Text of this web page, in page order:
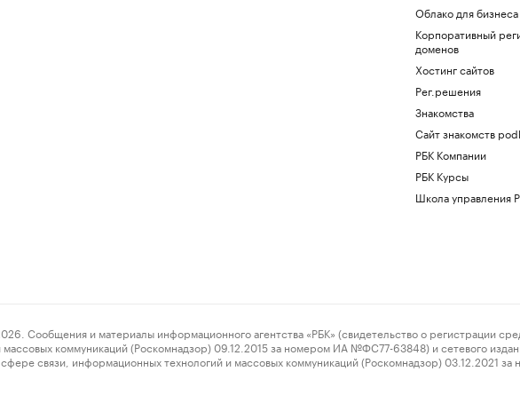
Облако для бизнеса
Корпоративный
доменов
Хостинг сайтов
Рег.решения
Знакомства
Сайт знакомств
РБК Компании
РБК Курсы
Школа управления
и материалы информационного агентства «РБК» (свидетельство о регистрации
коммуникаций (Роскомнадзор) 09.12.2015 за номером ИА №ФС77-63848) и сетевого
связи, информационных технологий и массовых коммуникаций (Роскомнадзор) 03.12.2021